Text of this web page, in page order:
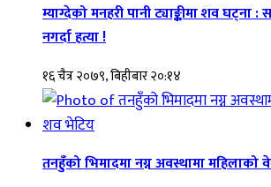
म्याग्देको मनहरी पानी ट्याङ्कीमा शव घट्ना :
नगर्दा हत्या !
१६ चैत्र २०७९, बिहीबार २०:१४
तनहुँको भिमादमा नग्न अवस्थामा महिलाको